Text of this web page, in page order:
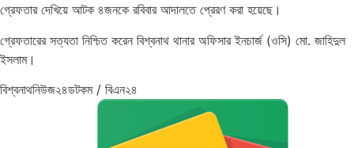
গ্রেফতার দেখিয়ে আটক ৪জনকে রবিবার আদালতে প্রেরণ করা হয়েছে।
গ্রেফতারের সত্যতা নিশ্চিত করেন বিশ্বনাথ থানার অফিসার ইনচার্জ (ওসি) মো. জাহিদুল
ইসলাম।
বিশ্বনাথনিউজ২৪ডটকম / বিএন২৪